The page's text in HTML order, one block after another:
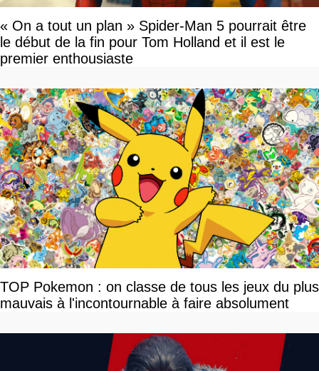
« On a tout un plan » Spider-Man 5 pourrait être
le début de la fin pour Tom Holland et il est le
premier enthousiaste
TOP Pokemon : on classe de tous les jeux du plus
mauvais à l'incontournable à faire absolument